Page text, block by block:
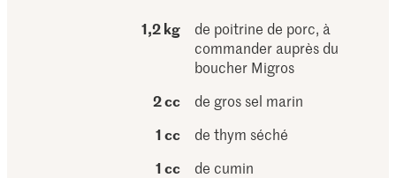
1,2 kg
de poitrine de porc, à
commander auprès du
boucher Migros
2 cc
de gros sel marin
1 cc
de thym séché
1 cc
de cumin